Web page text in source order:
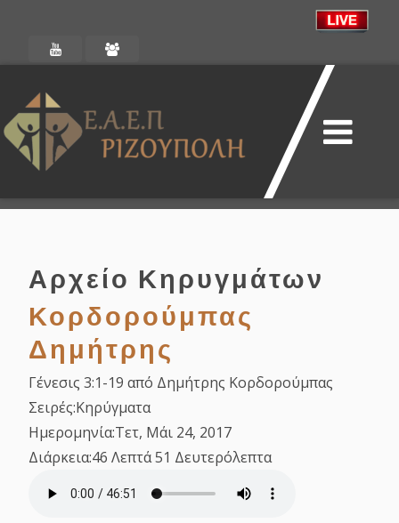
Αρχείο Κηρυγμάτων
Κορδορούμπας
Δημήτρης
Γένεσις 3:1-19 από Δημήτρης Κορδορούμπας
Σειρές:Κηρύγματα
Ημερομηνία:Τετ, Μάι 24, 2017
Διάρκεια:46 Λεπτά 51 Δευτερόλεπτα